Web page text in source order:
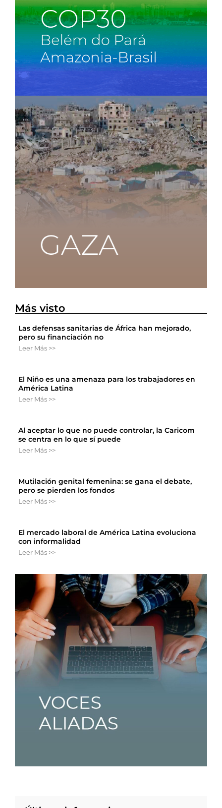
Más visto
Las defensas sanitarias de África han mejorado,
pero su financiación no
Leer Más >>
El Niño es una amenaza para los trabajadores en
América Latina
Leer Más >>
Al aceptar lo que no puede controlar, la Caricom
se centra en lo que sí puede
Leer Más >>
Mutilación genital femenina: se gana el debate,
pero se pierden los fondos
Leer Más >>
El mercado laboral de América Latina evoluciona
con informalidad
Leer Más >>